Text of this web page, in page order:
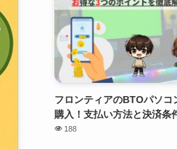
フロンティアのBTOパソコ
購入！支払い方法と決済条
188